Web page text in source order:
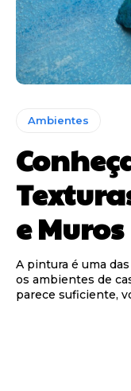
Ambientes
e Muros
A pintura é uma
os ambientes de
parece suficiente,